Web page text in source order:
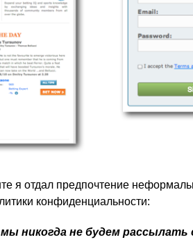
я отдал предпочтение
конфиденциальности:
никогда не будем рассылать